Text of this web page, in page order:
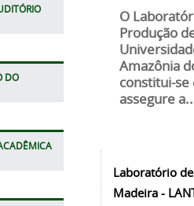
DO
O
Produção
Amazônia
constitui-se
assegure
Laboratório
Madeira -